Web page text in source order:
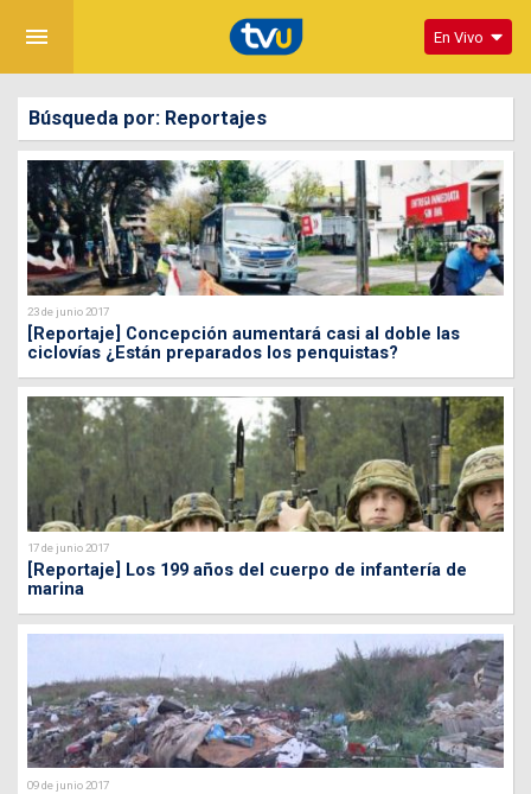
menu En Vivo
Búsqueda por: Reportajes
23 de junio 2017
[Reportaje] Concepción aumentará casi al doble las
ciclovías ¿Están preparados los penquistas?
17 de junio 2017
[Reportaje] Los 199 años del cuerpo de infantería de
marina
09 de junio 2017